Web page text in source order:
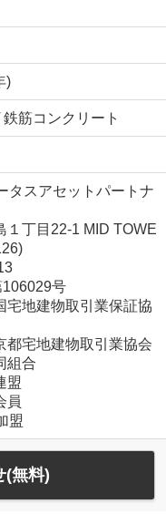
)
筋コンクリート
タスアセットパートナ
１丁目22-1 MID TOWE
号
宅地建物取引業保証協
都宅地建物取引業協会
組合
盟
員
盟
(無料)